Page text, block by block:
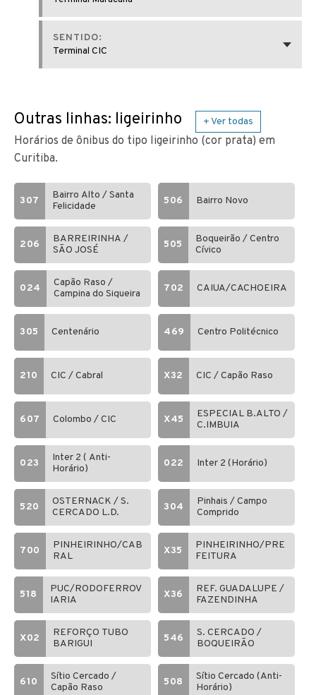
SENTIDO:
Terminal CIC
Outras linhas: ligeirinho + Ver todas
Horários de ônibus do tipo ligeirinho (cor prata) em
Curitiba.
307
Bairro Alto / Santa
Felicidade
506 Bairro Novo
206
BARREIRINHA /
SÃO JOSÉ
505
Boqueirão / Centro
Cívico
024
Capão Raso /
Campina do Siqueira
702 CAIUA/CACHOEIRA
305 Centenário 469 Centro Politécnico
210 CIC / Cabral X32 CIC / Capão Raso
607 Colombo / CIC X45
ESPECIAL B.ALTO /
C.IMBUIA
023
Inter 2 ( Anti-
Horário)
022 Inter 2 (Horário)
520
OSTERNACK / S.
CERCADO L.D.
304
Pinhais / Campo
Comprido
700
PINHEIRINHO/CAB
RAL
X35
PINHEIRINHO/PRE
FEITURA
518
PUC/RODOFERROV
IARIA
X36
REF. GUADALUPE /
FAZENDINHA
X02
REFORÇO TUBO
BARIGUI
546
S. CERCADO /
BOQUEIRÃO
610
Sítio Cercado /
Capão Raso
508
Sítio Cercado (Anti-
Horário)